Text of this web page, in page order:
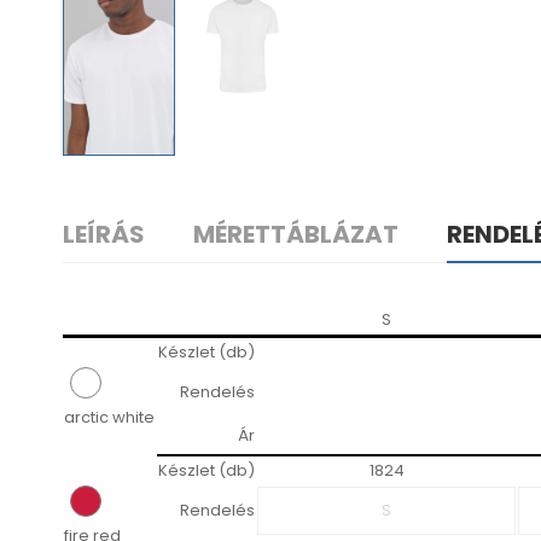
LEÍRÁS MÉRETTÁBLÁZAT
S
arctic white
Készlet (db)
Rendelés
Ár
fire red
Készlet (db) 1824
Rendelés